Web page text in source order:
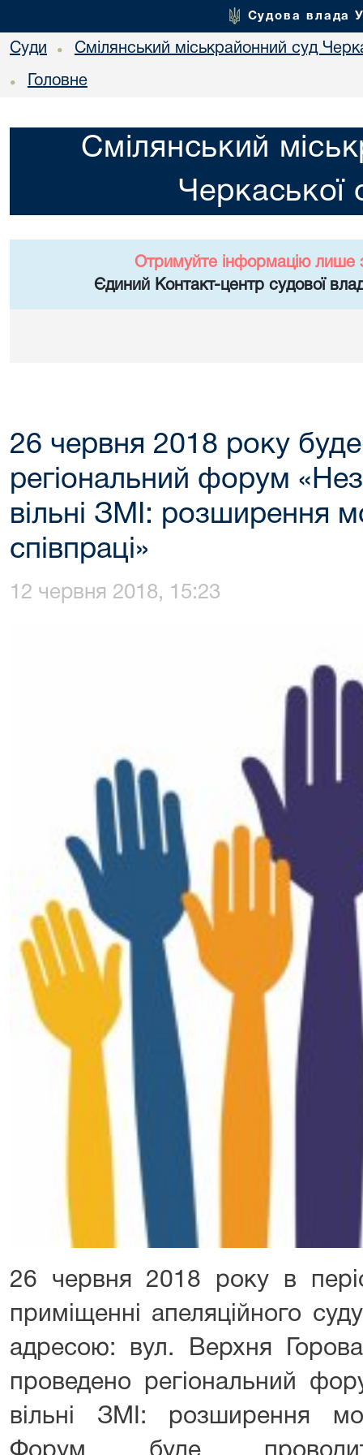
Судова влада
Суди • Смілянський міськрайонний суд
• Головне
Смілянський
Черкаської
Отримуйте інформацію лише
Єдиний Контакт-центр судової
26 червня 2018 року
регіональний форум
вільні ЗМІ: розширення
співпраці»
12 червня 2018, 15:23
26 червня 2018 року в
приміщенні апеляційного
адресою: вул. Верхня
проведено регіональний
вільні ЗМІ: розширення